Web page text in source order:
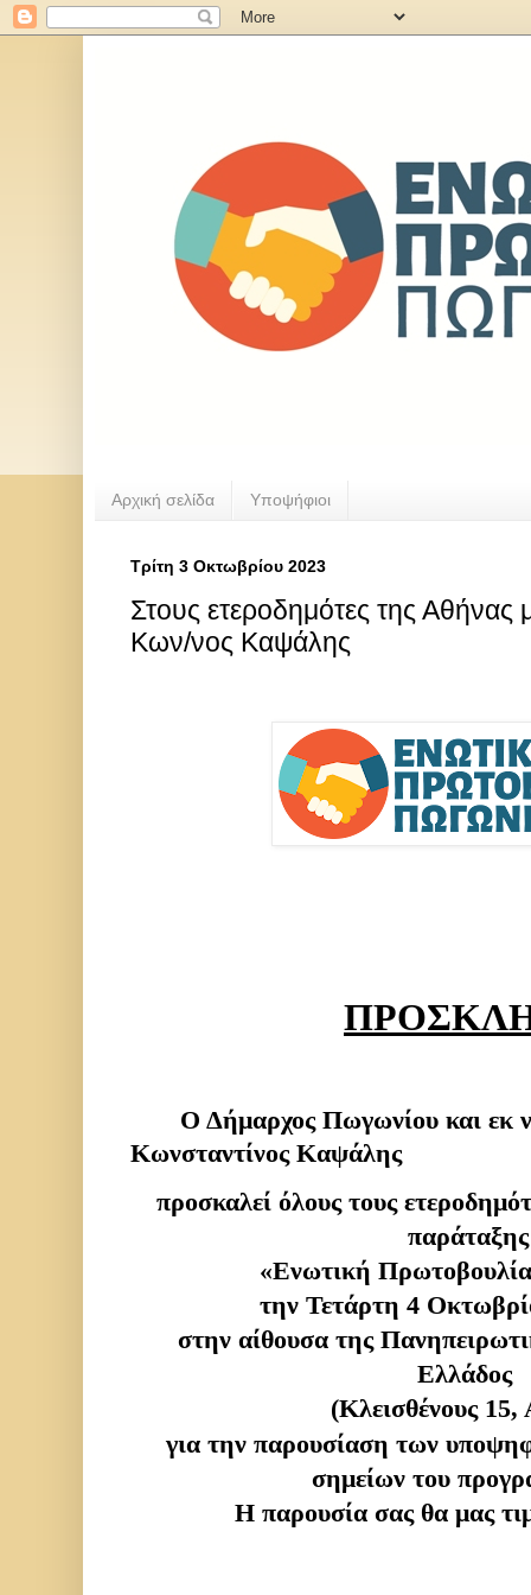
Αρχική σελίδα Υποψήφιοι
Τρίτη 3 Οκτωβρίου 2023
Στους ετεροδημότες της Αθήνας
Κων/νος Καψάλης
Ο Δήμαρχος Πωγωνίου και εκ
Κωνσταντίνος Καψάλης
προσκαλεί όλους τους
παράταξης
«Ενωτική
την Τετάρτη 4
στην αίθουσα της
Ελλάδος
(Κλεισθένους
για την παρουσίαση των
σημείων του
Η παρουσία σας θα μας